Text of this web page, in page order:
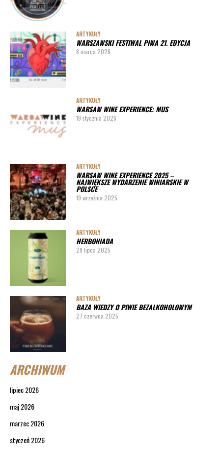
ARTYKUŁY
WARSZAWSKI FESTIWAL PIWA 21. EDYCJA
8 marca 2026
ARTYKUŁY
WARSAW WINE EXPERIENCE: MUS
19 stycznia 2026
ARTYKUŁY
WARSAW WINE EXPERIENCE 2025 –
NAJWIĘKSZE WYDARZENIE WINIARSKIE W
POLSCE
19 września 2025
ARTYKUŁY
HERBONIADA
29 lipca 2025
ARTYKUŁY
BAZA WIEDZY O PIWIE BEZALKOHOLOWYM
27 czerwca 2025
ARCHIWUM
lipiec 2026
maj 2026
marzec 2026
styczeń 2026